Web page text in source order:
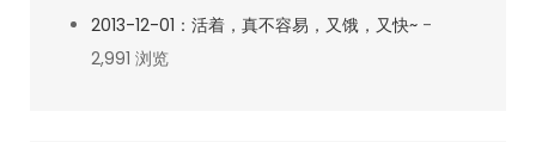
2013-12-01：活着，真不容易，又饿，又快~ -
2,991 浏览